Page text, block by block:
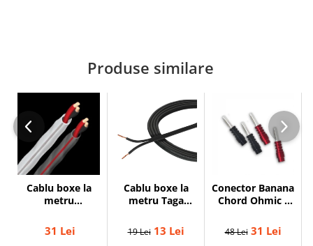
Produse similare
Cablu boxe la
metru
DB 16/2,
conductor cupru
31 Lei
Cablu boxe la
metru Taga
14B, 2 x 2mm
19 Lei 13 Lei
Conector Banana
Chord Ohmic -
48 Lei 31 Lei